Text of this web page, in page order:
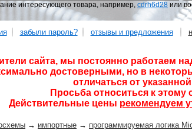
интересующего товара, например, cdrh6d28 или
забыли пароль? отзывы и предложения
сайта, мы постоянно работаем
достоверными, но в
отличаться от
Просьба относиться к этому
Действительные цены рекомендуем
→ импортные → программируемая логика